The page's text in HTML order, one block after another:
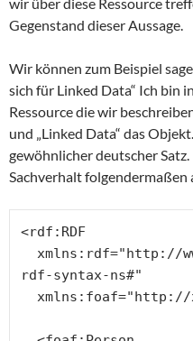
Gegenstand dieser Aussage.
Wir können zum Beispiel
sich für Linked Data“ Ich bin
Ressource die wir
und „Linked Data“ das
gewöhnlicher deutscher
Sachverhalt folgendermaßen
<rdf:RDF
rdf-syntax-ns#"